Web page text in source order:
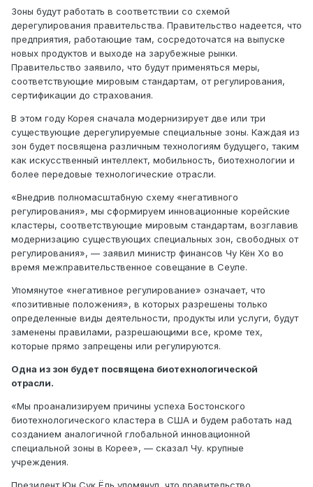
Зоны будут работать в соответствии со схемой
дерегулирования правительства. Правительство надеется, что
предприятия, работающие там, сосредоточатся на выпуске
новых продуктов и выходе на зарубежные рынки.
Правительство заявило, что будут применяться меры,
соответствующие мировым стандартам, от регулирования,
сертификации до страхования.
В этом году Корея сначала модернизирует две или три
существующие дерегулируемые специальные зоны. Каждая из
зон будет посвящена различным технологиям будущего, таким
как искусственный интеллект, мобильность, биотехнологии и
более передовые технологические отрасли.
«Внедрив полномасштабную схему «негативного
регулирования», мы сформируем инновационные корейские
кластеры, соответствующие мировым стандартам, возглавив
модернизацию существующих специальных зон, свободных от
регулирования», — заявил министр финансов Чу Кён Хо во
время межправительственное совещание в Сеуле.
Упомянутое «негативное регулирование» означает, что
«позитивные положения», в которых разрешены только
определенные виды деятельности, продукты или услуги, будут
заменены правилами, разрешающими все, кроме тех,
которые прямо запрещены или регулируются.
Одна из зон будет посвящена биотехнологической
отрасли.
«Мы проанализируем причины успеха Бостонского
биотехнологического кластера в США и будем работать над
созданием аналогичной глобальной инновационной
специальной зоны в Корее», — сказал Чу. крупные
учреждения.